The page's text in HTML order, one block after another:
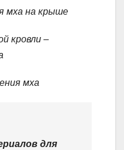
мха на крыше
кровли –
мха
для